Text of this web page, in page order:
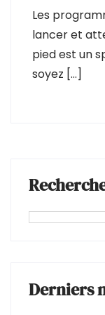
Les
lancer et
pied est un
soyez […]
Derniers